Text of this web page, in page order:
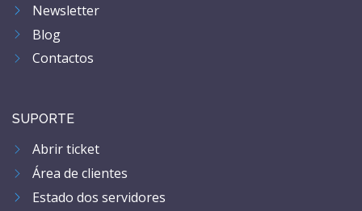
Newsletter
Blog
Contactos
SUPORTE
Abrir ticket
Área de clientes
Estado dos servidores